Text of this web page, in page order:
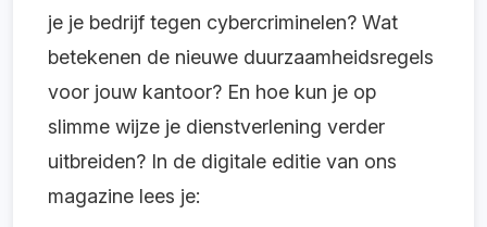
je je bedrijf tegen cybercriminelen? Wat
betekenen de nieuwe duurzaamheidsregels
voor jouw kantoor? En hoe kun je op
slimme wijze je dienstverlening verder
uitbreiden? In de digitale editie van ons
magazine lees je: